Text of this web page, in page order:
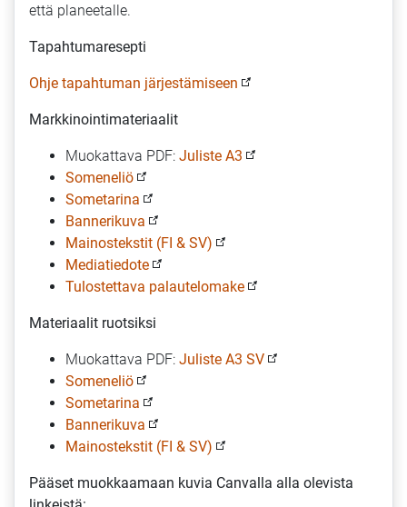
että planeetalle.
Tapahtumaresepti
Ohje tapahtuman järjestämiseen
Markkinointimateriaalit
Muokattava PDF: Juliste A3
Someneliö
Sometarina
Bannerikuva
Mainostekstit (FI & SV)
Mediatiedote
Tulostettava palautelomake
Materiaalit ruotsiksi
Muokattava PDF: Juliste A3 SV
Someneliö
Sometarina
Bannerikuva
Mainostekstit (FI & SV)
Pääset muokkaamaan kuvia Canvalla alla olevista